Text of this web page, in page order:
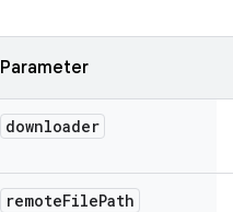
Parameter
downloader
remoteFilePath